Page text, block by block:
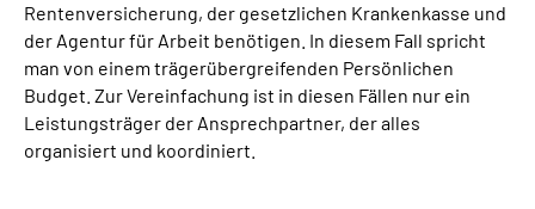
Rentenversicherung, der gesetzlichen Krankenkasse und
der Agentur für Arbeit benötigen. In diesem Fall spricht
man von einem trägerübergreifenden Persönlichen
Budget. Zur Vereinfachung ist in diesen Fällen nur ein
Leistungsträger der Ansprechpartner, der alles
organisiert und koordiniert.